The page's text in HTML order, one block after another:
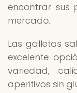
encontrar sus
mercado.
Las galletas
excelente
variedad,
aperitivos sin